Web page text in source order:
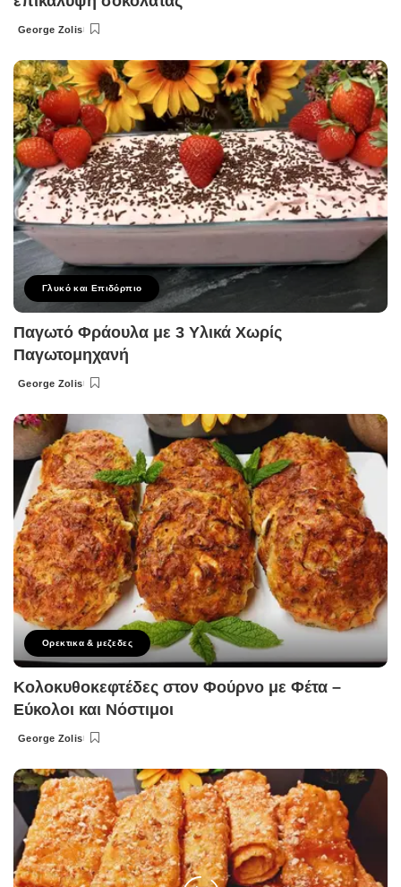
Posted
George Zolis
Γλυκό και Επιδόρπιο
Παγωτό Φράουλα με 3 Υλικά Χωρίς
Παγωτομηχανή
Posted
George Zolis
Ορεκτικα & μεζεδες
Κολοκυθοκεφτέδες στον Φούρνο με Φέτα –
Εύκολοι και Νόστιμοι
Posted
George Zolis